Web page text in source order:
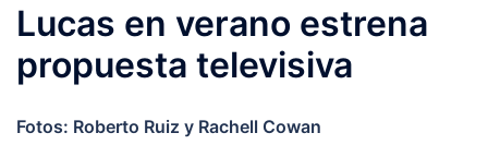
Lucas en verano estrena
propuesta televisiva
Fotos: Roberto Ruiz y Rachell Cowan